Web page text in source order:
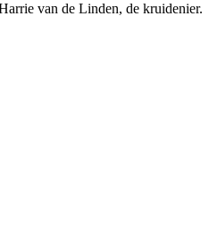
van de Linden, de kruidenier.